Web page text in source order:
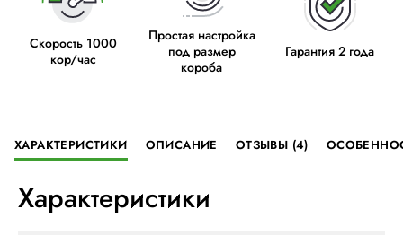
Скорость 1000
кор/час
Простая настройка
под размер
короба
Гарантия 2 года
ХАРАКТЕРИСТИКИ ОПИСАНИЕ ОТЗЫВЫ (4)
Характеристики